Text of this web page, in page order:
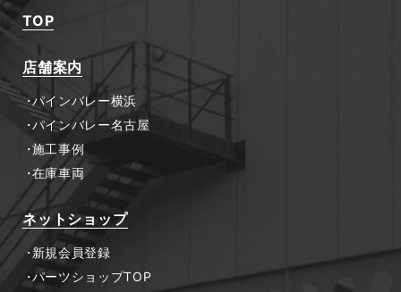
TOP
店舗案内
パインバレー横浜
パインバレー名古屋
施工事例
在庫車両
ネットショップ
新規会員登録
パーツショップTOP